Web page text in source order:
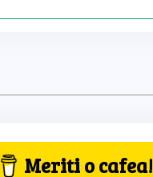
Meriti o cafea!